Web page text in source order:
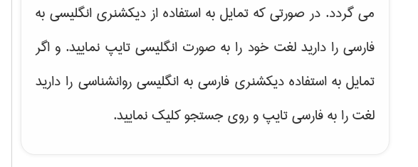
می گردد. در صورتی که تمایل به استفاده از دیکشنری انگلیسی به
فارسی را دارید لغت خود را به صورت انگلیسی تایپ نمایید. و اگر
تمایل به استفاده دیکشنری فارسی به انگلیسی روانشناسی را دارید
لغت را به فارسی تایپ و روی جستجو کلیک نمایید.